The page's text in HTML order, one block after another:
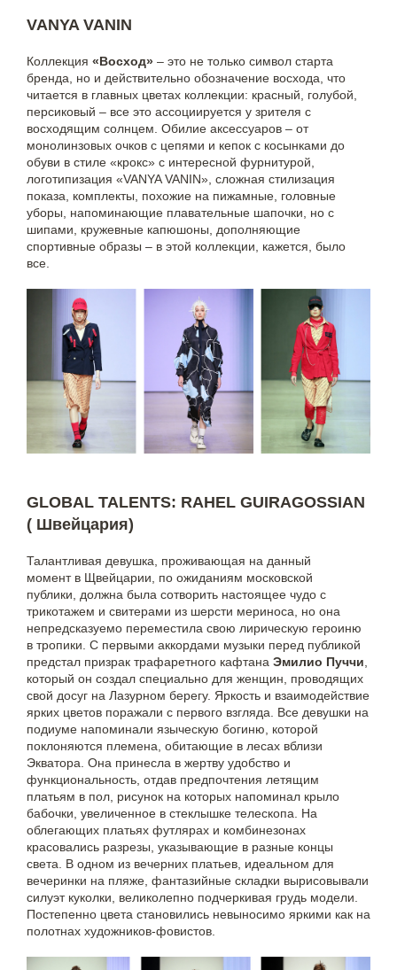
VANYA VANIN
Коллекция «Восход» – это не только символ старта
бренда, но и действительно обозначение восхода, что
читается в главных цветах коллекции: красный, голубой,
персиковый – все это ассоциируется у зрителя с
восходящим солнцем. Обилие аксессуаров – от
монолинзовых очков с цепями и кепок с косынками до
обуви в стиле «крокс» с интересной фурнитурой,
логотипизация «VANYA VANIN», сложная стилизация
показа, комплекты, похожие на пижамные, головные
уборы, напоминающие плавательные шапочки, но с
шипами, кружевные капюшоны, дополняющие
спортивные образы – в этой коллекции, кажется, было
все.
GLOBAL TALENTS: RAHEL GUIRAGOSSIAN
( Швейцария)
Талантливая девушка, проживающая на данный
момент в Щвейцарии, по ожиданиям московской
публики, должна была сотворить настоящее чудо с
трикотажем и свитерами из шерсти мериноса, но она
непредсказуемо переместила свою лирическую героиню
в тропики. С первыми аккордами музыки перед публикой
предстал призрак трафаретного кафтана Эмилио Пуччи
который он создал специально для женщин, проводящих
свой досуг на Лазурном берегу. Яркость и взаимодействие
ярких цветов поражали с первого взгляда. Все девушки на
подиуме напоминали языческую богиню, которой
поклоняются племена, обитающие в лесах вблизи
Экватора. Она принесла в жертву удобство и
функциональность, отдав предпочтения летящим
платьям в пол, рисунок на которых напоминал крыло
бабочки, увеличенное в стеклышке телескопа. На
облегающих платьях футлярах и комбинезонах
красовались разрезы, указывающие в разные концы
света. В одном из вечерних платьев, идеальном для
вечеринки на пляже, фантазийные складки вырисовывали
силуэт куколки, великолепно подчеркивая грудь модели.
Постепенно цвета становились невыносимо яркими как на
полотнах художников-фовистов.